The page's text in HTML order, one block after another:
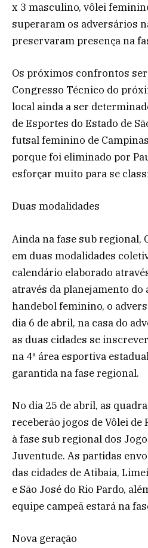
x 3 masculino, vôlei
superaram os adversários
preservaram presença na
Os próximos confrontos
Congresso Técnico do
local ainda a ser
de Esportes do Estado de
futsal feminino de
porque foi eliminado por
esforçar muito para se
Duas modalidades
Ainda na fase sub regional,
em duas modalidades
calendário elaborado
através da planejamento do
handebol feminino, o
dia 6 de abril, na casa do
as duas cidades se
na 4ª área esportiva
garantida na fase regional.
No dia 25 de abril, as
receberão jogos de Vôlei de
à fase sub regional dos
Juventude. As partidas
das cidades de Atibaia,
e São José do Rio Pardo,
equipe campeã estará na
Nova geração